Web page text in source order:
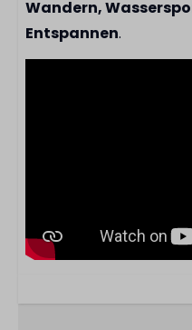
Wandern,
Entspannen.